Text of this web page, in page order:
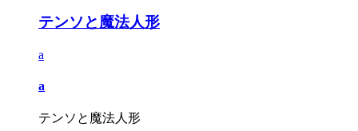
テンソと魔法人形
a
a
テンソと魔法人形